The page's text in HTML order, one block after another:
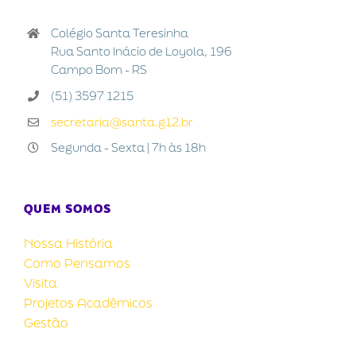
Colégio Santa Teresinha
Rua Santo Inácio de Loyola, 196
Campo Bom - RS
(51) 3597 1215
secretaria@santa.g12.br
Segunda - Sexta | 7h às 18h
QUEM SOMOS
Nossa História
Como Pensamos
Visita
Projetos Acadêmicos
Gestão